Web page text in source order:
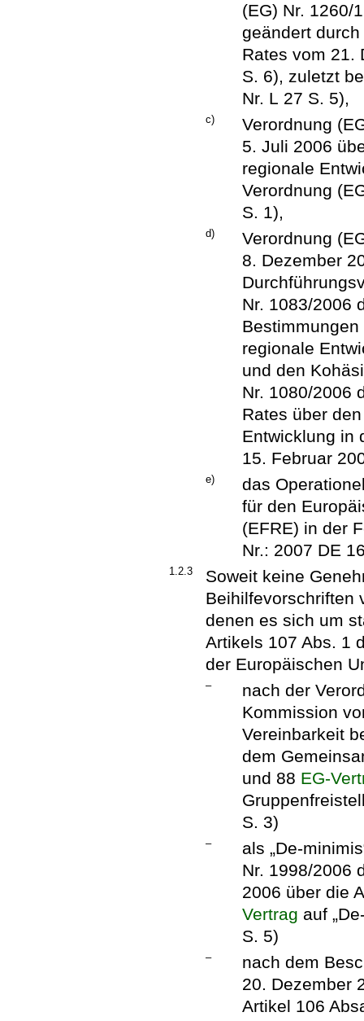
(EG) Nr. 1260/
geändert
Rates vom 21.
S. 6), zuletzt
Nr. L 27 S. 5),
c)
Verordnung
5. Juli 2006
regionale
Verordnung
S. 1),
d)
Verordnung
8. Dezember
Nr. 1083/2006
regionale
und den
Nr. 1080/2006
Rates über
Entwicklung in
15. Februar
e)
das
für den
(EFRE) in der
Nr.: 2007 DE
1.2.3
Soweit keine
Beihilfevorschriften
denen es sich um
Artikels 107 Abs. 1
der Europäischen
–
nach der
Kommission
Vereinbarkeit
dem
und 88 EG-
S. 3)
–
als „De-
Nr. 1998/2006
2006 über die
Vertrag auf
S. 5)
–
nach dem
20. Dezember
Artikel 106